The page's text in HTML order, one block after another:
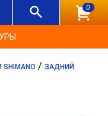
0
/ ЗАДНИЙ